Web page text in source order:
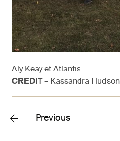
Aly Keay et Atlantis
CREDIT – Kassandra Hudson
Previous